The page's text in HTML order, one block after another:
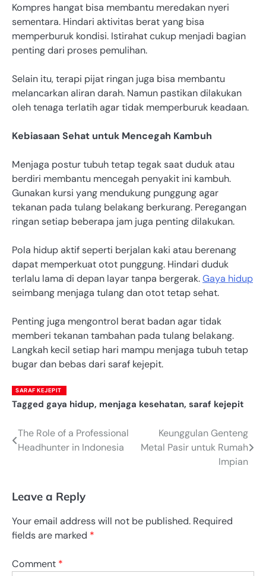
Kompres hangat bisa membantu meredakan nyeri
sementara. Hindari aktivitas berat yang bisa
memperburuk kondisi. Istirahat cukup menjadi bagian
penting dari proses pemulihan.
Selain itu, terapi pijat ringan juga bisa membantu
melancarkan aliran darah. Namun pastikan dilakukan
oleh tenaga terlatih agar tidak memperburuk keadaan.
Kebiasaan Sehat untuk Mencegah Kambuh
Menjaga postur tubuh tetap tegak saat duduk atau
berdiri membantu mencegah penyakit ini kambuh.
Gunakan kursi yang mendukung punggung agar
tekanan pada tulang belakang berkurang. Peregangan
ringan setiap beberapa jam juga penting dilakukan.
Pola hidup aktif seperti berjalan kaki atau berenang
dapat memperkuat otot punggung. Hindari duduk
terlalu lama di depan layar tanpa bergerak.Gaya hidup
seimbang menjaga tulang dan otot tetap sehat.
Penting juga mengontrol berat badan agar tidak
memberi tekanan tambahan pada tulang belakang.
Langkah kecil setiap hari mampu menjaga tubuh tetap
bugar dan bebas dari saraf kejepit.
SARAF KEJEPIT
Tagged gaya hidup, menjaga kesehatan, saraf kejepit
Post
The Role of a Professional
Headhunter in Indonesia
Keunggulan Genteng
Metal Pasir untuk Rumah
Impian
Leave a Reply
Your email address will not be published. Required
fields are marked *
Comment *